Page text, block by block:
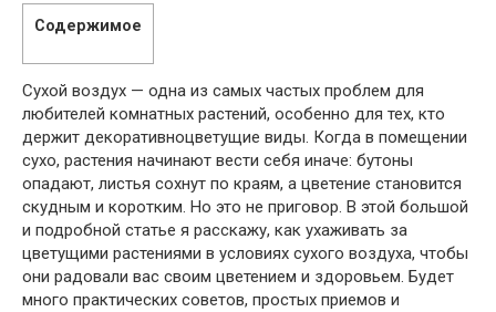
Содержимое
Сухой воздух — одна из самых частых проблем для
любителей комнатных растений, особенно для тех, кто
держит декоративноцветущие виды. Когда в помещении
сухо, растения начинают вести себя иначе: бутоны
опадают, листья сохнут по краям, а цветение становится
скудным и коротким. Но это не приговор. В этой большой
и подробной статье я расскажу, как ухаживать за
цветущими растениями в условиях сухого воздуха, чтобы
они радовали вас своим цветением и здоровьем. Будет
много практических советов, простых приемов и